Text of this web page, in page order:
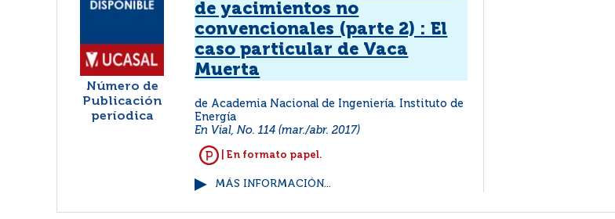
Número de
Publicación
períodica
de yacimientos no
convencionales (parte 2) : El
caso particular de Vaca
Muerta
de Academia Nacional de Ingeniería. Instituto de
Energía
En Vial, No. 114 (mar./abr. 2017)
| En formato papel.
MÁS INFORMACIÓN...